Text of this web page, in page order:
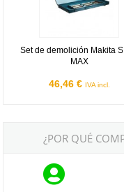
Set de demolición Makita
MAX
46,46 € IVA incl.
¿POR QUÉ